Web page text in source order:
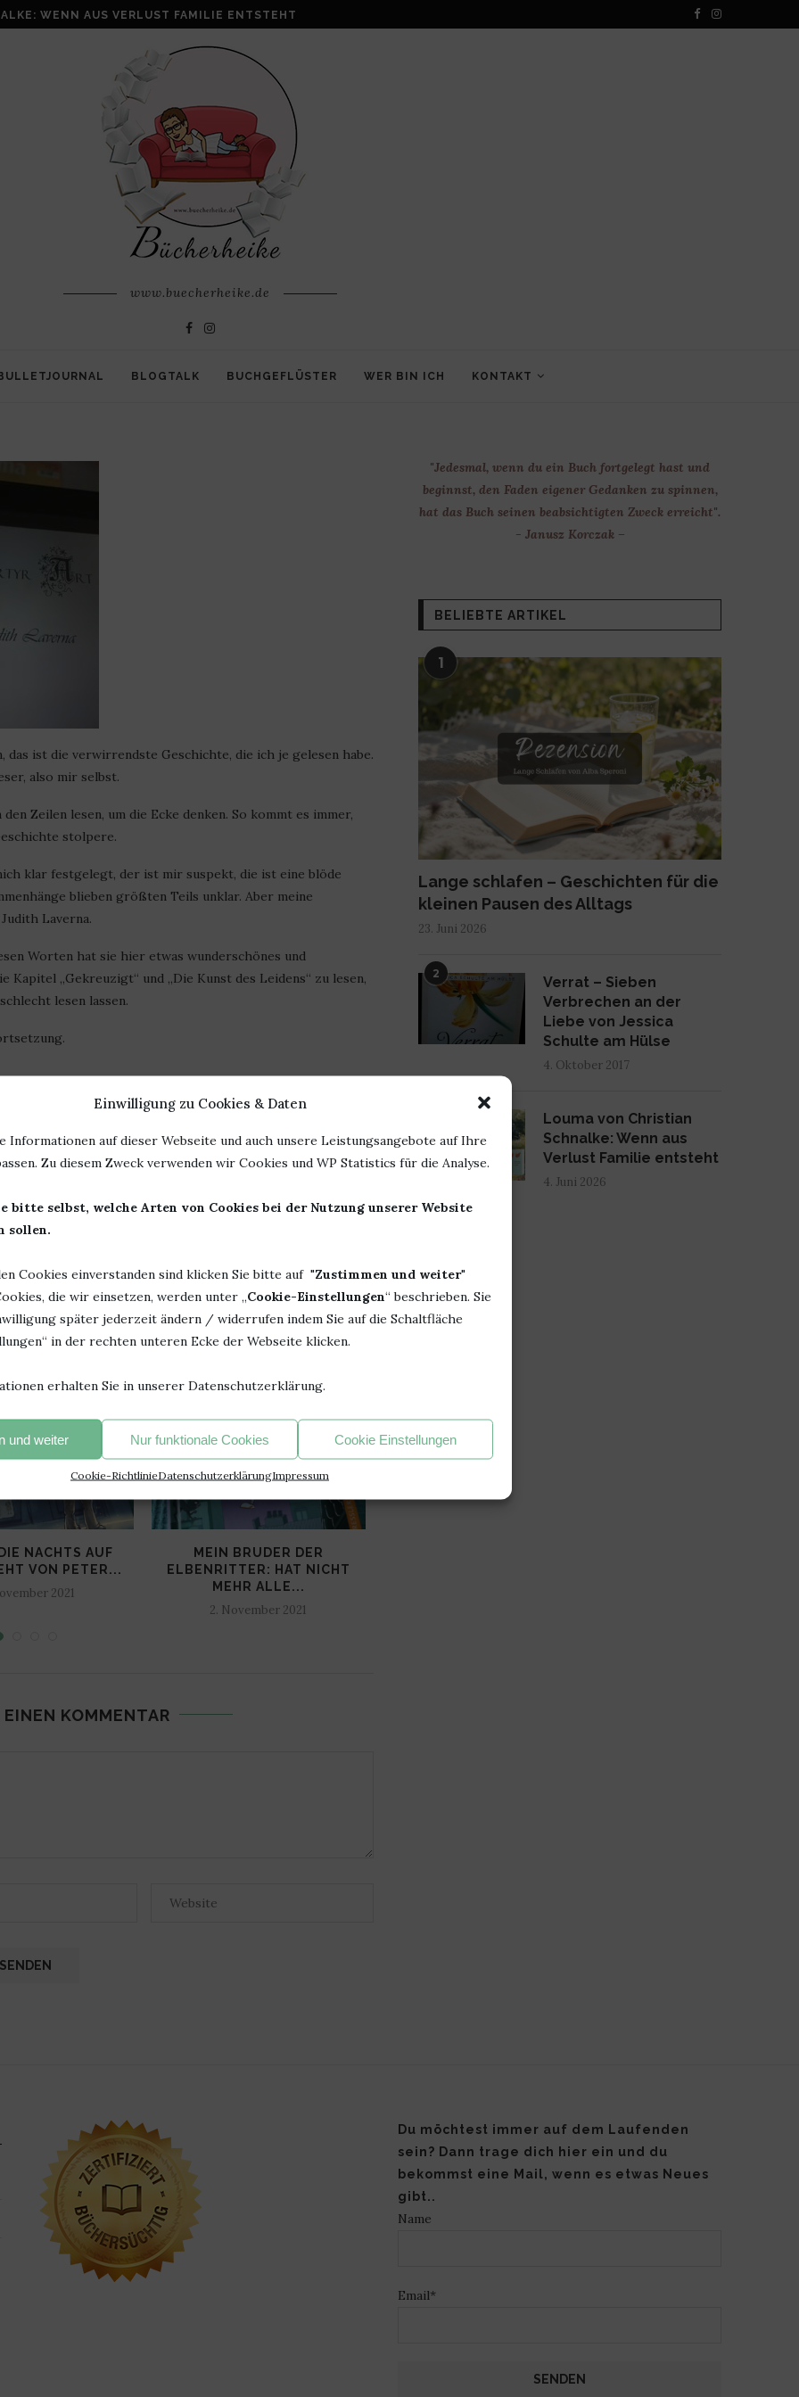
Einwilligung zu Cookies & Daten
Informationen auf dieser Webseite und auch unsere Leistungsangebote auf Ihre
Zu diesem Zweck verwenden wir Cookies und WP Statistics für die Analyse.
bitte selbst, welche Arten von Cookies bei der Nutzung unserer Website
sollen.
Cookies einverstanden sind klicken Sie bitte auf "Zustimmen und weiter"
die wir einsetzen, werden unter „Cookie-Einstellungen“ beschrieben. Sie
später jederzeit ändern / widerrufen indem Sie auf die Schaltfläche
in der rechten unteren Ecke der Webseite klicken.
erhalten Sie in unserer Datenschutzerklärung.
und weiter Nur funktionale Cookies Cookie Einstellungen
Cookie-RichtlinieDatenschutzerklärungImpressum
WENN AUS VERLUST FAMILIE ENTSTEHT
www.buecherheike.de
BLOGTALK BUCHGEFLÜSTER WER BIN ICH KONTAKT
das ist die verwirrendste Geschichte, die ich je gelesen habe.
also mir selbst.
Zeilen lesen, um die Ecke denken. So kommt es immer,
stolpere.
klar festgelegt, der ist mir suspekt, die ist eine blöde
blieben größten Teils unklar. Aber meine
Laverna.
Worten hat sie hier etwas wunderschönes und
„Gekreuzigt“ und „Die Kunst des Leidens“ zu lesen,
lesen lassen.
AUCH GEFALLEN
NACHTS AUF
VON PETER...
2021
MEIN BRUDER DER
ELBENRITTER: HAT NICHT
MEHR ALLE...
2. November 2021
KOMMENTAR
"Jedesmal, wenn du ein Buch fortgelegt hast und
beginnst, den Faden eigener Gedanken zu spinnen,
hat das Buch seinen beabsichtigten Zweck erreicht".
- Janusz Korczak –
BELIEBTE ARTIKEL
1
Lange schlafen – Geschichten für die
kleinen Pausen des Alltags
23. Juni 2026
2
Verrat – Sieben
Verbrechen an der
Liebe von Jessica
Schulte am Hülse
4. Oktober 2017
Louma von Christian
Schnalke: Wenn aus
Verlust Familie entsteht
4. Juni 2026
Du möchtest immer auf dem Laufenden
sein? Dann trage dich hier ein und du
bekommst eine Mail, wenn es etwas Neues
gibt..
Name
Email*